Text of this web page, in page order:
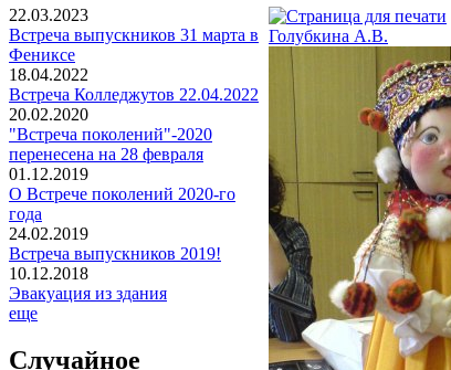
22.03.2023
Встреча выпускников 31 марта в
Фениксе
18.04.2022
Встреча Колледжутов 22.04.2022
20.02.2020
"Встреча поколений"-2020
перенесена на 28 февраля
01.12.2019
О Встрече поколений 2020-го
года
24.02.2019
Встреча выпускников 2019!
10.12.2018
Эвакуация из здания
еще
Случайное
Голубкина А.В.